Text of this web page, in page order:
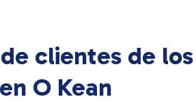
de clientes de
O Kean